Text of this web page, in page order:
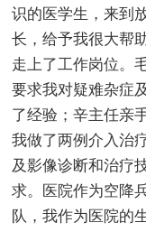
识的医学生，来到
长，给予我很大帮
走上了工作岗位。
要求我对疑难杂症
了经验；辛主任亲
我做了两例介入治
及影像诊断和治疗
求。医院作为空降
队，我作为医院的